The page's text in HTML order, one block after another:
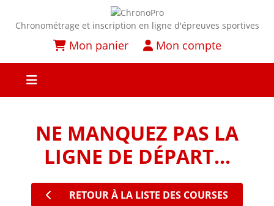
Chronométrage et inscription en ligne d'épreuves sportives
Mon panier Mon compte
NE MANQUEZ PAS LA
LIGNE DE DÉPART...
RETOUR À LA LISTE DES COURSES